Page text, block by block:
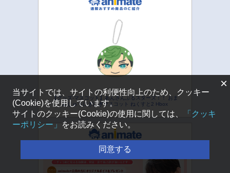
【グッズ-マスコット】あんさんぶるスターズ！！ おま
んじゅうにぎにぎマスコット ねくすと2 Hbox
×
当サイトでは、サイトの利便性向上のため、クッキー
(Cookie)を使用しています。
サイトのクッキー(Cookie)の使用に関しては、
「クッキ
ーポリシー」
をお読みください。
同意する